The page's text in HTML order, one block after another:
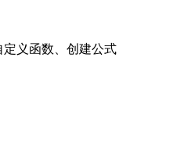
定义函数、创建公式